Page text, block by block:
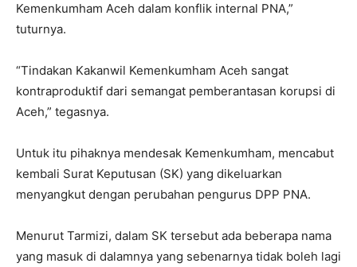
Kemenkumham Aceh dalam konflik internal PNA,”
tuturnya.
“Tindakan Kakanwil Kemenkumham Aceh sangat
kontraproduktif dari semangat pemberantasan korupsi di
Aceh,” tegasnya.
Untuk itu pihaknya mendesak Kemenkumham, mencabut
kembali Surat Keputusan (SK) yang dikeluarkan
menyangkut dengan perubahan pengurus DPP PNA.
Menurut Tarmizi, dalam SK tersebut ada beberapa nama
yang masuk di dalamnya yang sebenarnya tidak boleh lagi